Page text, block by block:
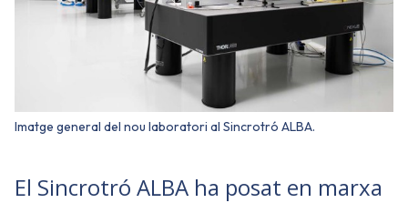
Imatge general del nou laboratori al Sincrotró ALBA.
El Sincrotró ALBA ha posat en marxa